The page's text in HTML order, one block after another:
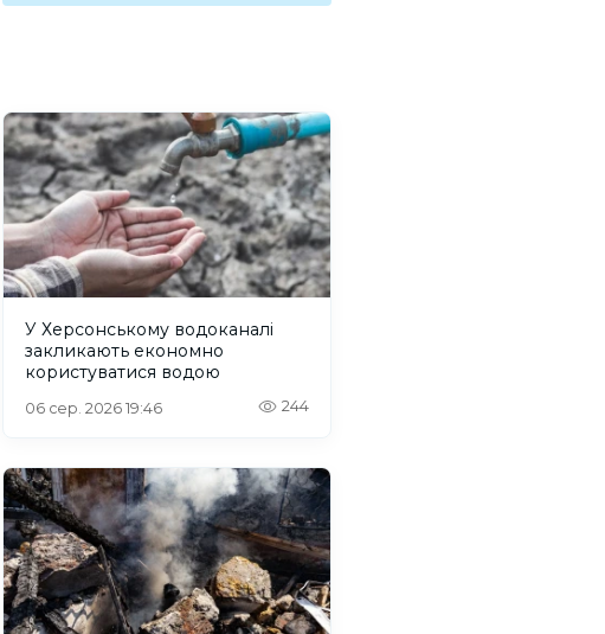
У Херсонському водоканалі
закликають економно
користуватися водою
06 сер. 2026 19:46 244